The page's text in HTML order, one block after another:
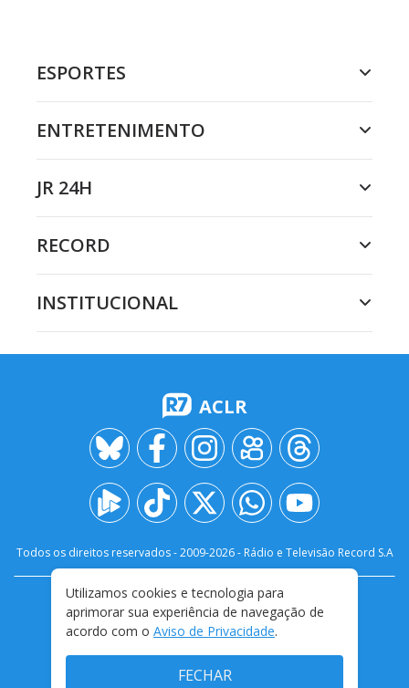
ESPORTES
ENTRETENIMENTO
JR 24H
RECORD
INSTITUCIONAL
ACLR
Todos os direitos reservados - 2009-2026- Rádio e Televisão Record S.A
FALE CONOSCO
PRIVACIDADE
TERMOS E CONDIÇÕES DE USO
Utilizamos cookies e tecnologia para
aprimorar sua experiência de navegação de
acordo com o Aviso de Privacidade.
FECHAR